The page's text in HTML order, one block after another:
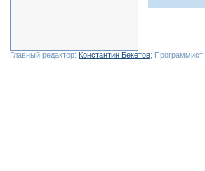
Главный редактор: Константин Бекетов; Программист: